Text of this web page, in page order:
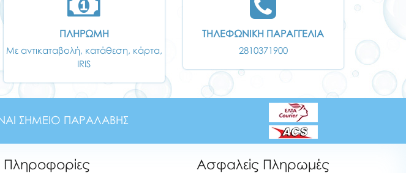
ΠΛΗΡΩΜΗ
Με αντικαταβολή, κατάθεση, κάρτα,
IRIS
ΤΗΛΕΦΩΝΙΚΗ ΠΑΡΑΓΓΕΛΙΑ
2810371900
ΣΗΜΕΙΟ ΠΑΡΑΛΑΒΗΣ
Πληροφορίες Ασφαλείς Πληρωμές